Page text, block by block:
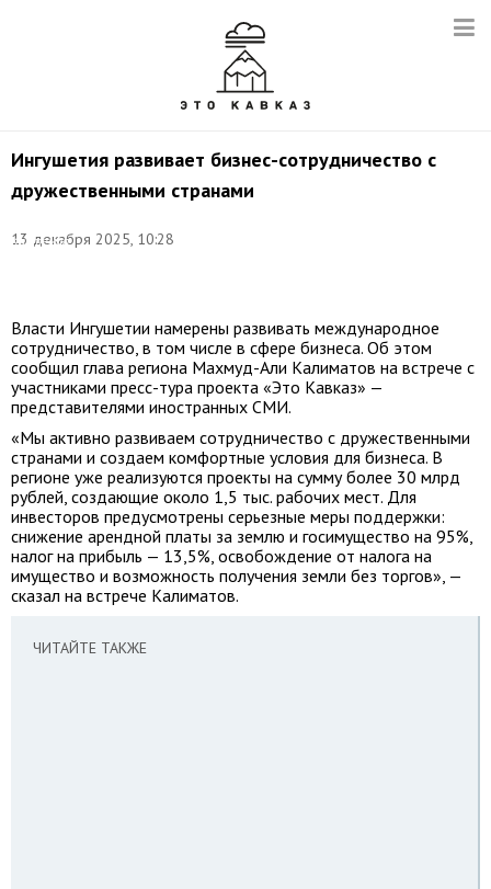
Ингушетия развивает бизнес-сотрудничество с
дружественными странами
13 декабря 2025, 10:28
Фото:
Кантемир
Власти Ингушетии намерены развивать международное
сотрудничество, в том числе в сфере бизнеса. Об этом
сообщил глава региона Махмуд-Али Калиматов на встрече с
участниками пресс-тура проекта «Это Кавказ» —
представителями иностранных СМИ.
«Мы активно развиваем сотрудничество с дружественными
странами и создаем комфортные условия для бизнеса. В
регионе уже реализуются проекты на сумму более 30 млрд
рублей, создающие около 1,5 тыс. рабочих мест. Для
инвесторов предусмотрены серьезные меры поддержки:
снижение арендной платы за землю и госимущество на 95%,
налог на прибыль — 13,5%, освобождение от налога на
имущество и возможность получения земли без торгов», —
сказал на встрече Калиматов.
ЧИТАЙТЕ ТАКЖЕ